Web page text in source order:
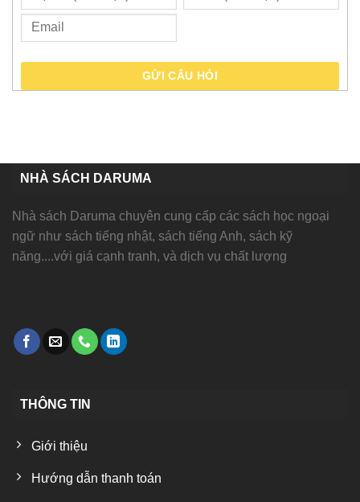
GỬI CÂU HỎI
NHÀ SÁCH DARUMA
Nhà sách Daruma chuyên cung cấp các sách học ngoại
ngữ như sách tiếng nhật, sách tiếng Anh, sách kỹ
năng....với giá cạnh tranh, và dịch vụ chất lượng
THÔNG TIN
Giới thiệu
Hướng dẫn thanh toán